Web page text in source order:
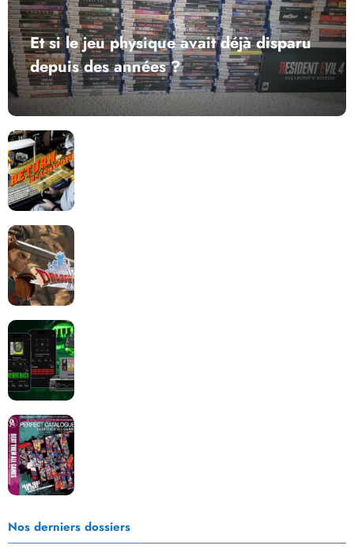
Et si le jeu physique avait déjà disparu
depuis des années ?
Nos derniers dossiers